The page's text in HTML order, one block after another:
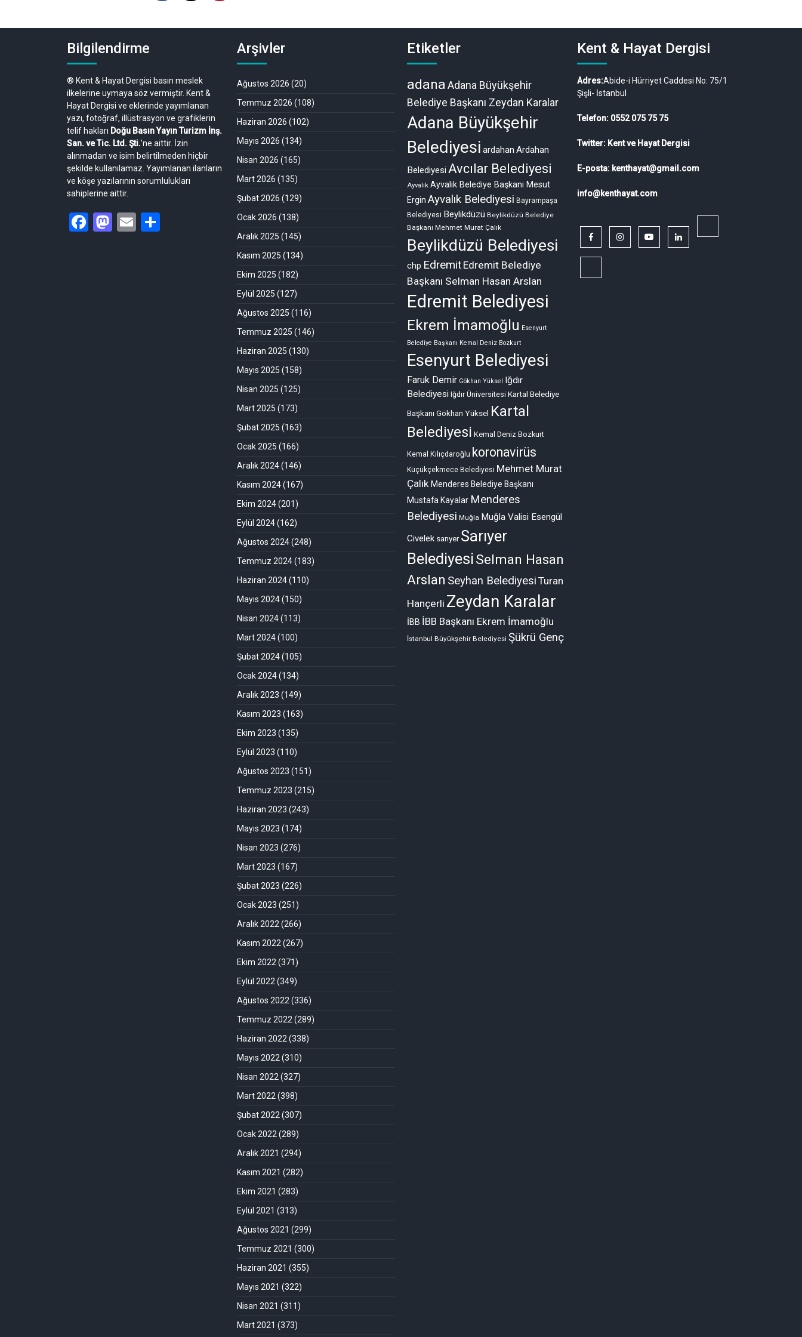
Bilgilendirme
® Kent & Hayat Dergisi basın meslek
ilkelerine uymaya söz vermiştir. Kent &
Hayat Dergisi ve eklerinde yayımlanan
yazı, fotoğraf, illüstrasyon ve grafiklerin
telif hakları Doğu Basın Yayın Turizm İnş.
San. ve Tic. Ltd. Şti.’ne aittir. İzin
alınmadan ve isim belirtilmeden hiçbir
şekilde kullanılamaz. Yayımlanan ilanların
ve köşe yazılarının sorumlulukları
sahiplerine aittir.
Facebook
Mastodon
Email
Arşivler
Ağustos 2026 (20)
Temmuz 2026 (108)
Haziran 2026 (102)
Mayıs 2026 (134)
Nisan 2026 (165)
Mart 2026 (135)
Şubat 2026 (129)
Ocak 2026 (138)
Aralık 2025 (145)
Kasım 2025 (134)
Ekim 2025 (182)
Eylül 2025 (127)
Ağustos 2025 (116)
Temmuz 2025 (146)
Haziran 2025 (130)
Mayıs 2025 (158)
Nisan 2025 (125)
Mart 2025 (173)
Şubat 2025 (163)
Ocak 2025 (166)
Aralık 2024(146)
Kasım 2024(167)
Ekim 2024(201)
Eylül 2024(162)
Ağustos 2024(248)
Temmuz 2024(183)
Haziran 2024(110)
Mayıs 2024(150)
Nisan 2024(113)
Mart 2024(100)
Şubat 2024(105)
Ocak 2024(134)
Aralık 2023 (149)
Kasım 2023 (163)
Ekim 2023 (135)
Eylül 2023 (110)
Ağustos 2023 (151)
Temmuz 2023 (215)
Haziran 2023 (243)
Mayıs 2023 (174)
Nisan 2023 (276)
Mart 2023 (167)
Şubat 2023 (226)
Ocak 2023 (251)
Aralık 2022 (266)
Kasım 2022 (267)
Ekim 2022 (371)
Eylül 2022 (349)
Ağustos 2022 (336)
Temmuz 2022 (289)
Haziran 2022 (338)
Mayıs 2022 (310)
Nisan 2022 (327)
Mart 2022 (398)
Şubat 2022 (307)
Ocak 2022 (289)
Aralık 2021 (294)
Kasım 2021 (282)
Ekim 2021 (283)
Eylül 2021 (313)
Ağustos 2021 (299)
Temmuz 2021 (300)
Haziran 2021 (355)
Mayıs 2021 (322)
Nisan 2021 (311)
Mart 2021 (373)
Etiketler
adanaAdana Büyükşehir
Belediye Başkanı Zeydan Karalar
Adana Büyükşehir
Belediyesi ardahan Ardahan
Belediyesi Avcılar Belediyesi
Ayvalık Ayvalık Belediye Başkanı Mesut
Ergin Ayvalık Belediyesi Bayrampaşa
Belediyesi Beylikdüzü Beylikdüzü Belediye
Başkanı Mehmet Murat Çalık
Beylikdüzü Belediyesi
chp Edremit Edremit Belediye
Başkanı Selman Hasan Arslan
Edremit Belediyesi
Ekrem İmamoğlu Esenyurt
Belediye Başkanı Kemal Deniz Bozkurt
Esenyurt Belediyesi
Faruk Demir Gökhan Yüksel Iğdır
Belediyesi Iğdır Üniversitesi Kartal Belediye
Başkanı Gökhan Yüksel Kartal
Belediyesi Kemal Deniz Bozkurt
Kemal Kılıçdaroğlu koronavirüs
Küçükçekmece Belediyesi Mehmet Murat
Çalık Menderes Belediye Başkanı
Mustafa Kayalar Menderes
Belediyesi Muğla Muğla Valisi Esengül
Civelek sarıyer Sarıyer
BelediyesiSelman Hasan
Arslan Seyhan Belediyesi Turan
Hançerli Zeydan Karalar
İBB İBB Başkanı Ekrem İmamoğlu
İstanbul Büyükşehir Belediyesi Şükrü Genç
Kent & Hayat Dergisi
Adres:Abide-i Hürriyet Caddesi No: 75/1
Şişli- İstanbul
Telefon: 0552 075 75 75
Twitter: Kent ve Hayat Dergisi
E-posta: kenthayat@gmail.com
info@kenthayat.com
facebookinstagramyoutubelinkedin